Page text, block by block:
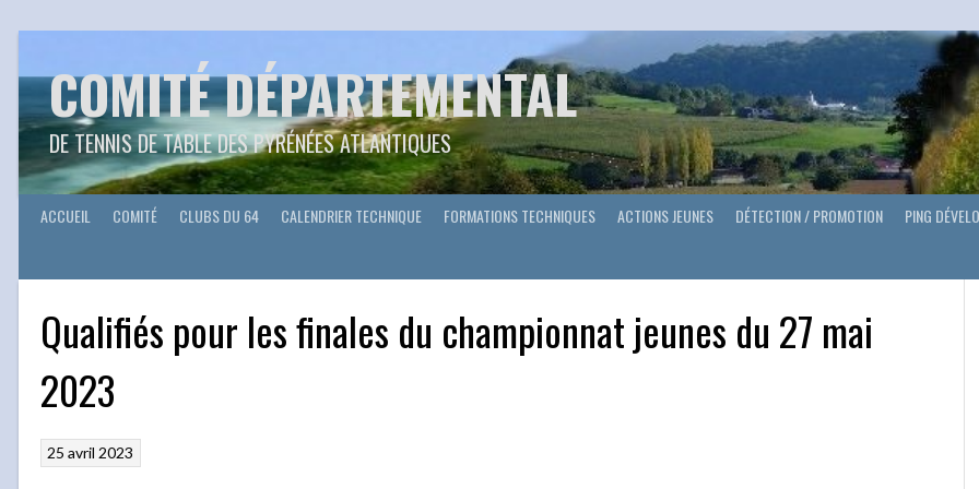
COMITÉ DÉPARTEMENTAL
DE TENNIS DE TABLE DES PYRÉNÉES ATLANTIQUES
ACCUEIL COMITÉ CLUBS DU 64 CALENDRIER TECHNIQUE FORMATIONS TECHNIQUES ACTIONS JEUNES DÉTECTION / PROMOTION PING
Qualifiés pour les finales du championnat jeunes du 27 mai
2023
25 avril 2023